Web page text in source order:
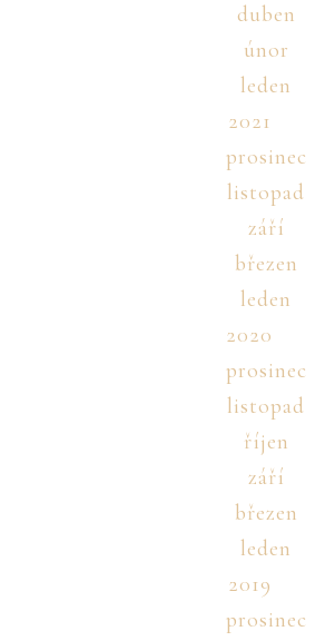
duben
únor
leden
2021
prosinec
listopad
září
březen
leden
2020
prosinec
listopad
říjen
září
březen
leden
2019
prosinec